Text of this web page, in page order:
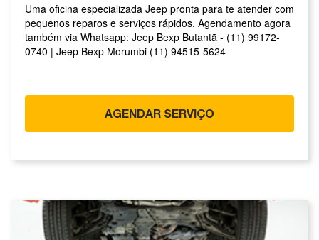
Uma oficina especializada Jeep pronta para te atender com
pequenos reparos e serviços rápidos. Agendamento agora
também via Whatsapp: Jeep Bexp Butantã - (11) 99172-
0740 | Jeep Bexp Morumbi (11) 94515-5624
AGENDAR SERVIÇO